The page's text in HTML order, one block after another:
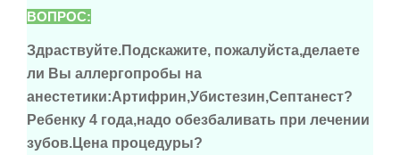
ВОПРОС:
Здраствуйте.Подскажите, пожалуйста,делаете
ли Вы аллергопробы на
анестетики:Артифрин,Убистезин,Септанест?
Ребенку 4 года,надо обезбаливать при лечении
зубов.Цена процедуры?